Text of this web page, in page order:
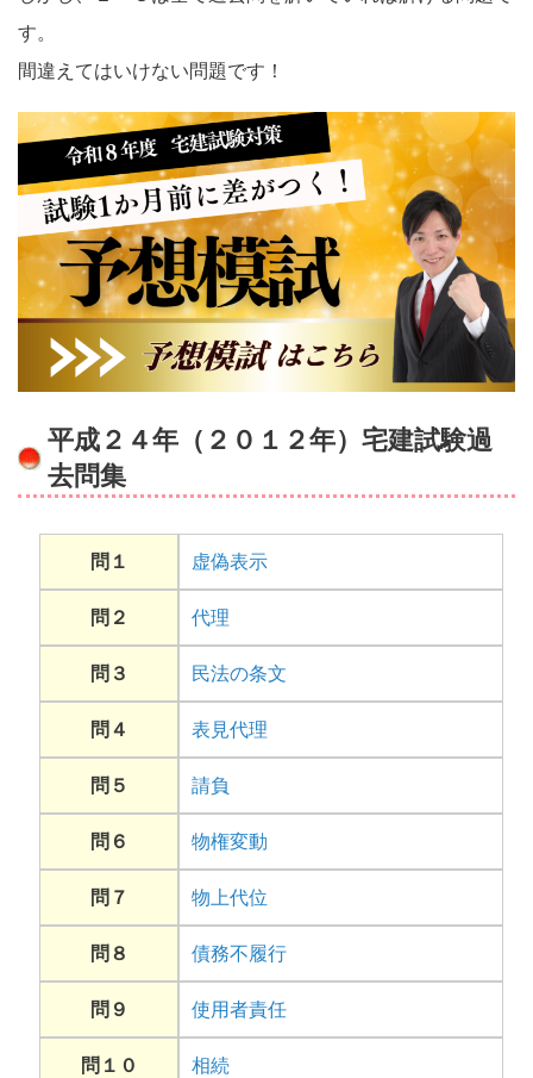
す。
間違えてはいけない問題です！
平成２４年（２０１２年）宅建試験過
去問集
問１ 虚偽表示
問２ 代理
問３ 民法の条文
問４ 表見代理
問５ 請負
問６ 物権変動
問７ 物上代位
問８ 債務不履行
問９ 使用者責任
問１０ 相続